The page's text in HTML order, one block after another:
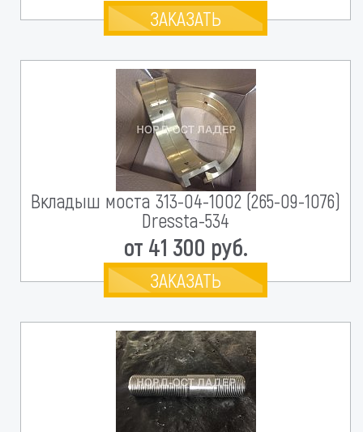
ЗАКАЗАТЬ
Вкладыш моста 313-04-1002 (265-09-1076)
Dressta-534
от 41 300 руб.
ЗАКАЗАТЬ